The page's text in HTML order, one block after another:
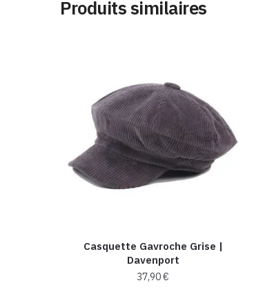
Produits similaires
Casquette Gavroche Grise |
Davenport
37,90€